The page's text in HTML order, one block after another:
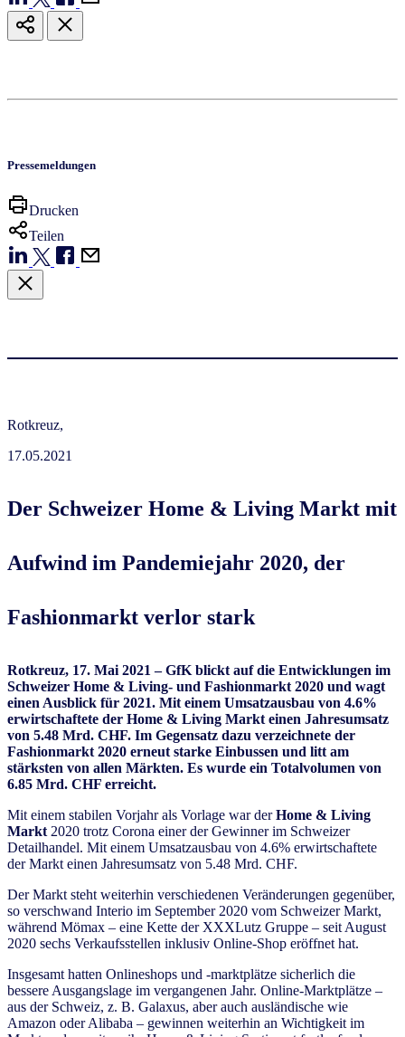
Pressemeldungen
Drucken
Teilen
Rotkreuz,
17.05.2021
Der Schweizer Home & Living Markt mit
Aufwind im Pandemiejahr 2020, der
Fashionmarkt verlor stark
Rotkreuz, 17. Mai 2021 – GfK blickt auf die Entwicklungen im
Schweizer Home & Living- und Fashionmarkt 2020 und wagt
einen Ausblick für 2021. Mit einem Umsatzausbau von 4.6%
erwirtschaftete der Home & Living Markt einen Jahresumsatz
von 5.48 Mrd. CHF. Im Gegensatz dazu verzeichnete der
Fashionmarkt 2020 erneut starke Einbussen und litt am
stärksten von allen Märkten. Es wurde ein Totalvolumen von
6.85 Mrd. CHF erreicht.
Mit einem stabilen Vorjahr als Vorlage war derHome & Living
Markt 2020 trotz Corona einer der Gewinner im Schweizer
Detailhandel. Mit einem Umsatzausbau von 4.6% erwirtschaftete
der Markt einen Jahresumsatz von 5.48 Mrd. CHF.
Der Markt steht weiterhin verschiedenen Veränderungen gegenüber,
so verschwand Interio im September 2020 vom Schweizer Markt,
während Mömax – eine Kette der XXXLutz Gruppe – seit August
2020 sechs Verkaufsstellen inklusiv Online-Shop eröffnet hat.
Insgesamt hatten Onlineshops und -marktplätze sicherlich die
bessere Ausgangslage im vergangenen Jahr. Online-Marktplätze –
aus der Schweiz, z. B. Galaxus, aber auch ausländische wie
Amazon oder Alibaba – gewinnen weiterhin an Wichtigkeit im